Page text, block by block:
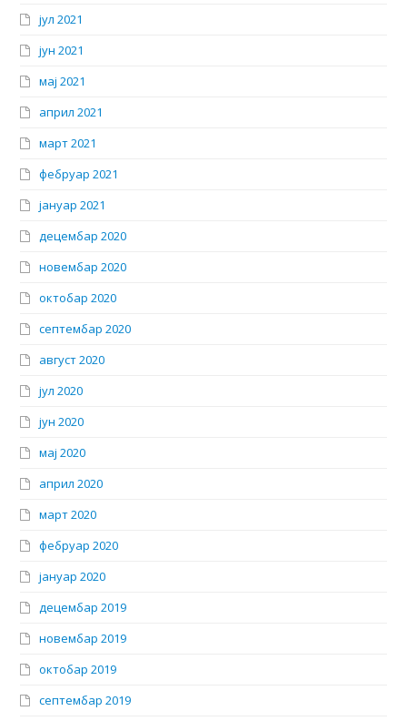
јул 2021
јун 2021
мај 2021
април 2021
март 2021
фебруар 2021
јануар 2021
децембар 2020
новембар 2020
октобар 2020
септембар 2020
август 2020
јул 2020
јун 2020
мај 2020
април 2020
март 2020
фебруар 2020
јануар 2020
децембар 2019
новембар 2019
октобар 2019
септембар 2019